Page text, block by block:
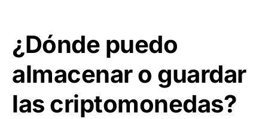
¿Dónde puedo
almacenar o guardar
las criptomonedas?